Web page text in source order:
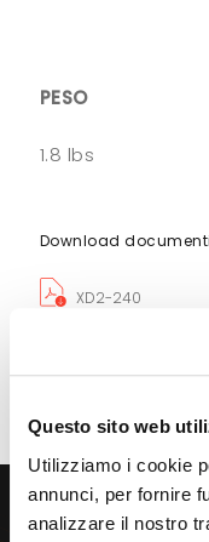
Questo sito web
Utilizziamo i cookie
annunci, per fornire
analizzare il nostro
PESO
1.8 lbs
Download documenti
XD2-240
Cerchi